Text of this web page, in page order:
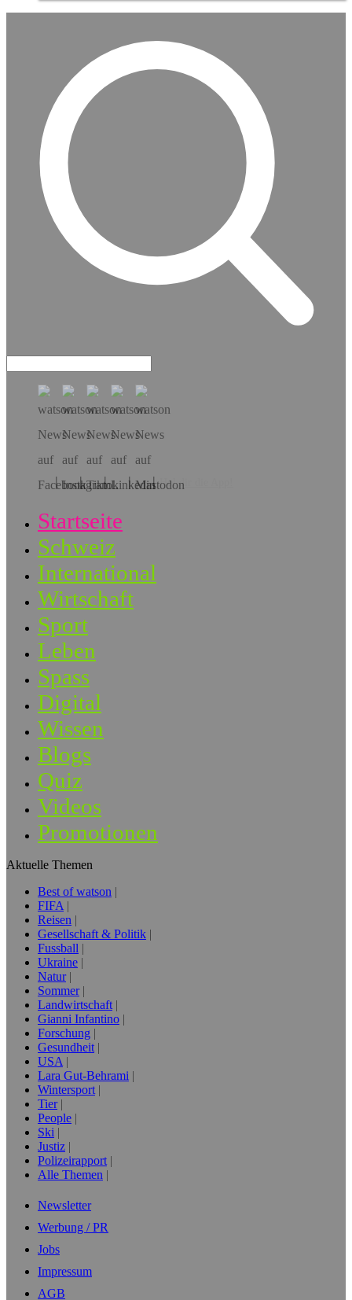
Hol dir die App!
Startseite
Schweiz
International
Wirtschaft
Sport
Leben
Spass
Digital
Wissen
Blogs
Quiz
Videos
Promotionen
Aktuelle Themen
Best of watson
FIFA
Reisen
Gesellschaft & Politik
Fussball
Ukraine
Natur
Sommer
Landwirtschaft
Gianni Infantino
Forschung
Gesundheit
USA
Lara Gut-Behrami
Wintersport
Tier
People
Ski
Justiz
Polizeirapport
Alle Themen
Newsletter
Werbung / PR
Jobs
Impressum
AGB